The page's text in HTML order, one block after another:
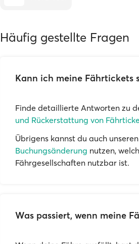
Häufig gestellte Fragen
Kann ich meine Fährtickets
Finde detaillierte Antworten zu
und Rückerstattung von
Übrigens kannst du auch
Buchungsänderung nutzen,
Fährgesellschaften nutzbar ist.
Was passiert, wenn meine